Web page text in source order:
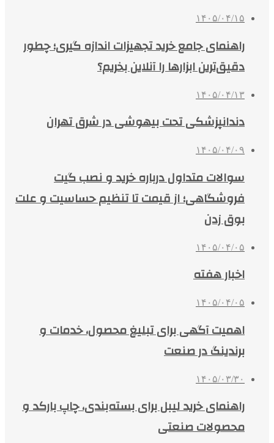
۱۴۰۵/۰۴/۱۵
راهنمای جامع خرید تجهیزات اندازه گیری؛ چطور
دقیق‌ترین ابزارها را آنلاین بخریم؟
۱۴۰۵/۰۴/۱۳
دندانپزشکی تحت بیهوشی در شرق تهران
۱۴۰۵/۰۴/۰۹
سوالات متداول درباره خرید و نصب گیت
فروشگاهی؛ از قیمت تا تنظیم حساسیت و علت
بوق زدن
۱۴۰۵/۰۴/۰۵
اخبار هفته
۱۴۰۵/۰۴/۰۵
اهمیت آگهی برای تبلیغ محصول، خدمات و
برندینگ در صنعت
۱۴۰۵/۰۳/۳۰
راهنمای خرید لیبل برای بسته‌بندی، چاپ بارکد و
محصولات صنعتی